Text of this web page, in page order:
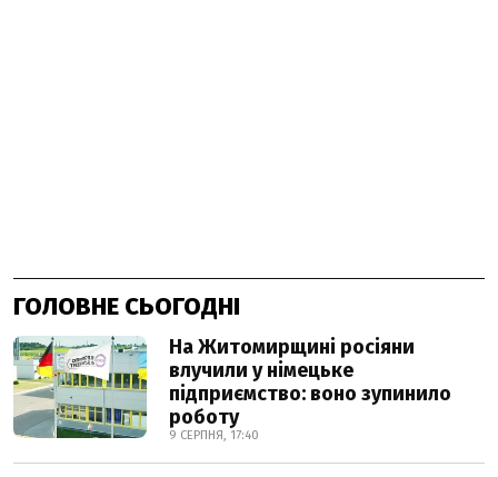
ГОЛОВНЕ СЬОГОДНІ
На Житомирщині росіяни
влучили у німецьке
підприємство: воно зупинило
роботу
9 СЕРПНЯ, 17:40